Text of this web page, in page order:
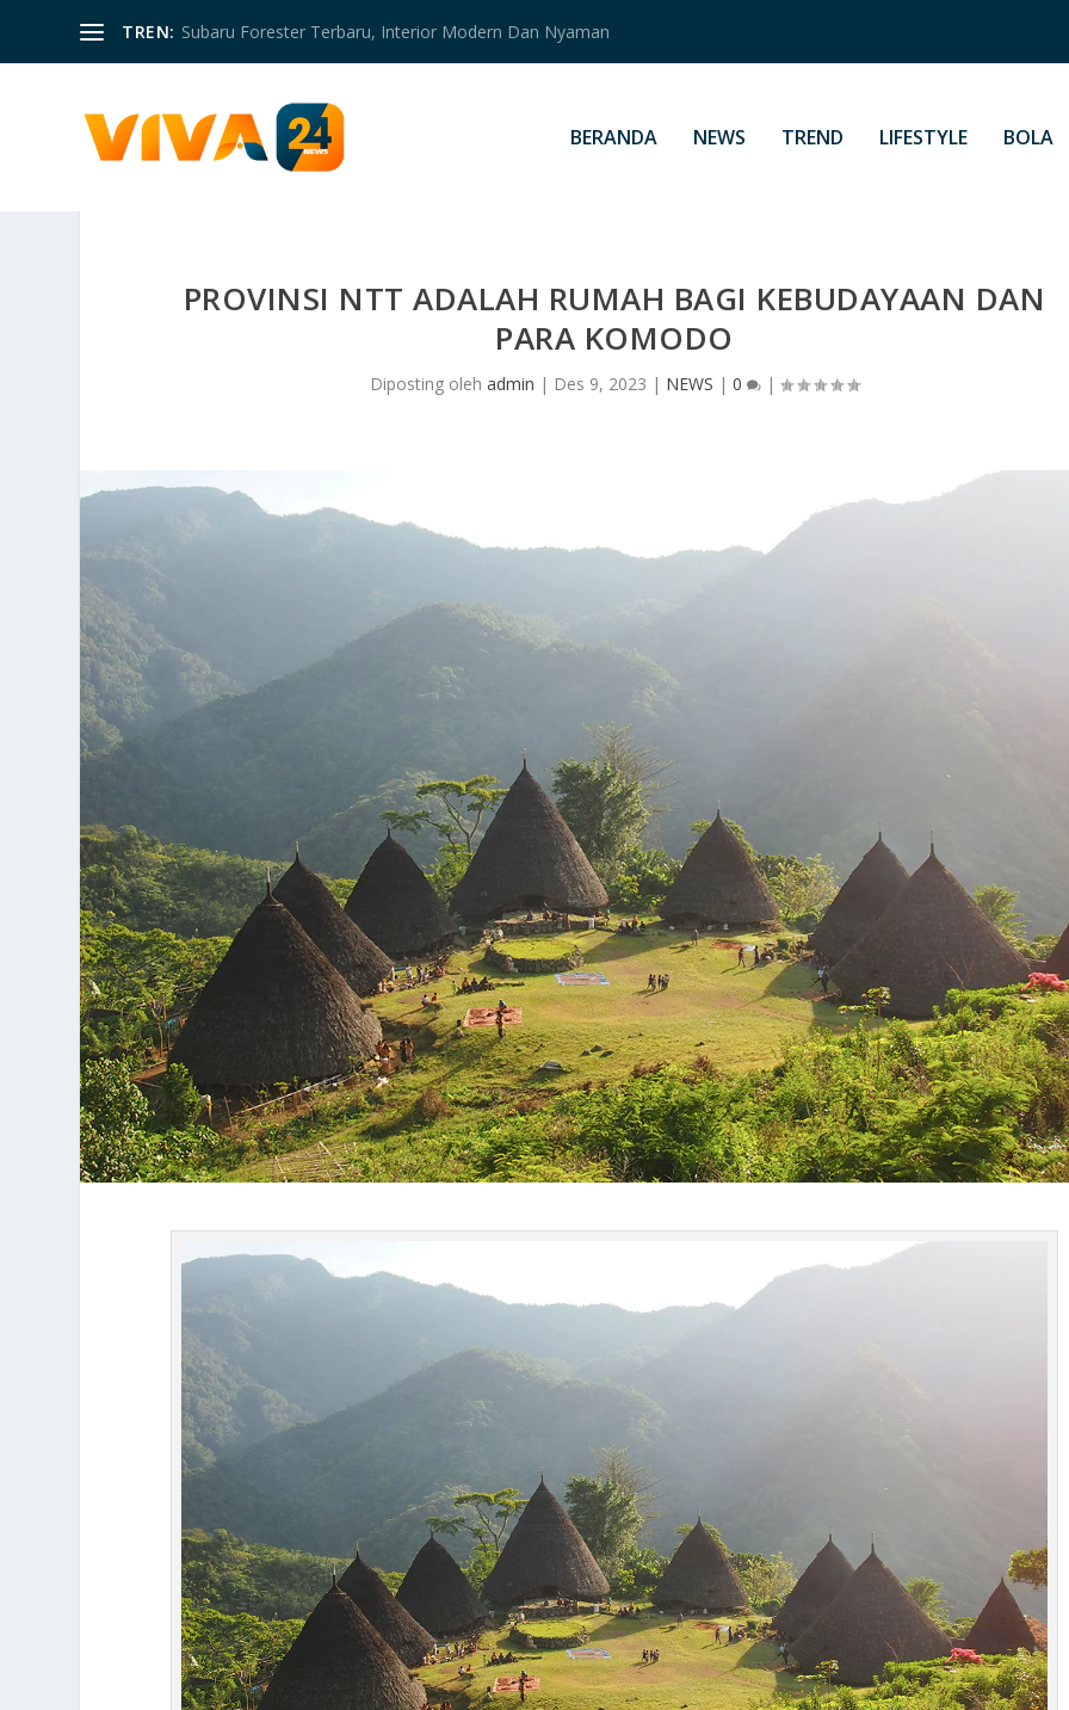
TREN: Subaru Forester Terbaru, Interior Modern Dan Nyaman
BERANDA NEWS TREND LIFESTYLE BOLA
PROVINSI NTT ADALAH RUMAH BAGI KEBUDAYAAN DAN
PARA KOMODO
Diposting oleh admin | Des 9, 2023 | NEWS | 0 |